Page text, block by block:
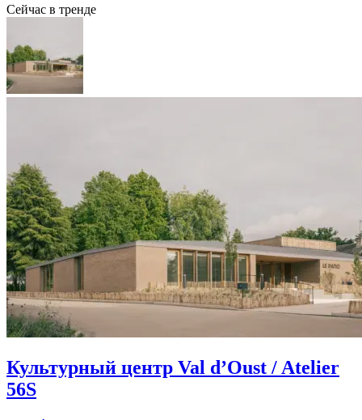
Сейчас в тренде
Культурный центр Val d’Oust / Atelier
56S